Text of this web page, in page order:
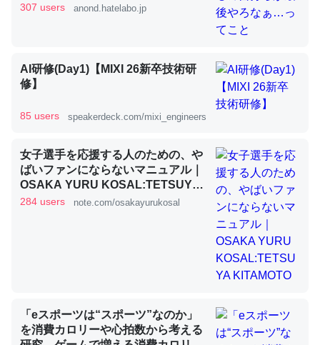
昆虫ってカルシウム少ないのか。知らんかった。調べたら
─ニュース :: 【研究発表】昆虫学の大問題＝「昆虫はなぜ海にいな
いのか」に関する新仮説
論文では「淡水はカルシウムも酸素も不足してて両方に不
利だから両方が拮抗してるのでは」とあって面白い。海に
ずキチンを強化してる筈だが、酵素が違うのか？
─ニュース :: 【研究発表】昆虫学の大問題＝「昆虫はなぜ海にいな
いのか」に関する新仮説
307 users anond.hatelabo.jp
AI研修(Day1)【MIXI 26新卒技術研
修】
85 users speakerdeck.com/mixi_engineers
女子選手を応援する人のための、や
ばいファンにならないマニュアル｜
OSAKA YURU KOSAL:TETSUYA
KITAMOTO
284 users note.com/osakayurukosal
「eスポーツは“スポーツ”なのか」
を消費カロリーや心拍数から考える